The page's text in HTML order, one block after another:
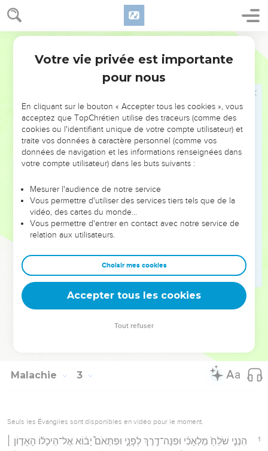
Malachie 2
Deux manières de trahir l'alliance
10 הֲל֨וֹא אָ֤ב אֶחָד֙ לְכֻלָּ֔נוּ הֲל֛וֹא אֵ֥ל אֶֽחָ֖ד בְּרָאָ֑נוּ מַדּ֗וּעַ נִבְגַּד֙ אִ֣ישׁ בְּאָחִ֔יו
לְחַלֵּ֖ל בְּרִ֥ית אֲבֹתֵֽינוּ׃
11
בָּגְדָ֣ה יְהוּדָ֔ה וְתוֹעֵבָ֛ה נֶעֶשְׂתָ֥ה בְיִשְׂרָאֵ֖ל וּבִירֽוּשָׁלִָ֑ם כִּ֣י ׀ חִלֵּ֣ל יְהוּדָ֗ה
12
לַֽיהוָ֖ה צְבָאֽוֹת׃
וְזֹאת֙ שֵׁנִ֣ית תַּֽעֲשׂ֔וּ כַּסּ֤וֹת דִּמְעָה֙ אֶת־מִזְבַּ֣ח יְהוָ֔ה בְּכִ֖י וַֽאֲנָקָ֑ה מֵאֵ֣ין
ע֗וֹד פְּנוֹת֙ אֶל־הַמִּנְחָ֔ה וְלָקַ֥חַת רָצ֖וֹן מִיֶּדְכֶֽם׃
וַאֲמַרְתֶּ֖ם עַל־מָ֑ה עַ֡ל כִּי־יְהוָה֩ הֵעִ֨יד בֵּינְךָ֜ וּבֵ֣ין ׀ אֵ֣שֶׁת נְעוּרֶ֗יךָ אֲשֶׁ֤ר
אַתָּה֙ בָּגַ֣דְתָּה בָּ֔הּ וְהִ֥יא חֲבֶרְתְּךָ֖ וְאֵ֥שֶׁת בְּרִיתֶֽךָ׃
וְלֹא־אֶחָ֣ד עָשָׂ֗ה וּשְׁאָ֥ר ר֙וּחַ֙ ל֔וֹ וּמָה֙ הָֽאֶחָ֔ד מְבַקֵּ֖שׁ זֶ֣רַע אֱלֹהִ֑ים
וְנִשְׁמַרְתֶּם֙ בְּר֣וּחֲכֶ֔ם וּבְאֵ֥שֶׁת נְעוּרֶ֖יךָ אַל־יִבְגֹּֽד׃
כִּֽי־שָׂנֵ֣א שַׁלַּ֗ח אָמַ֤ר יְהוָה֙ אֱלֹהֵ֣י יִשְׂרָאֵ֔ל וְכִסָּ֤ה חָמָס֙ עַל־לְבוּשׁ֔וֹ אָמַ֖ר
יְהוָ֣ה צְבָא֑וֹת וְנִשְׁמַרְתֶּ֥ם בְּרוּחֲכֶ֖ם וְלֹ֥א תִבְגֹּֽדוּ׃
Le Seigneur va envoyer son messager
הוֹגַעְתֶּ֤ם יְהוָה֙ בְּדִבְרֵיכֶ֔ם וַאֲמַרְתֶּ֖ם בַּמָּ֣ה הוֹגָ֑עְנוּ בֶּאֱמָרְכֶ֗ם כָּל־עֹ֨שֵׂה
רָ֜ע ט֣וֹב ׀ בְּעֵינֵ֣י יְהוָ֗ה וּבָהֶם֙ ה֣וּא חָפֵ֔ץ א֥וֹ אַיֵּ֖ה אֱלֹהֵ֥י הַמִּשְׁפָּֽט׃
Hébreu : © Westminster Leningrad Codex - tanach.us --- Grec : © 2010 by the
Malachie 3
Seuls les Évangiles sont disponibles en vidéo pour le moment.
1
הִנְנִ֤י שֹׁלֵחַ֙ מַלְאָכִ֔י וּפִנָּה־דֶ֖רֶךְ לְפָנָ֑י וּפִתְאֹם֩ יָב֨וֹא אֶל־הֵיכָל֜וֹ הָאָד֣וֹן ׀
Votre vie privée est importante
pour nous
En cliquant sur le bouton « Accepter tous les cookies », vous
acceptez que TopChrétien utilise des traceurs (comme des
cookies ou l'identifiant unique de votre compte utilisateur) et
traite vos données à caractère personnel (comme vos
données de navigation et les informations renseignées dans
votre compte utilisateur) dans les buts suivants :
Mesurer l'audience de notre service
Vous permettre d'utiliser des services tiers tels que de la
vidéo, des cartes du monde…
Vous permettre d'entrer en contact avec notre service de
relation aux utilisateurs.
Choisir mes cookies
Accepter tous les cookies
Tout refuser